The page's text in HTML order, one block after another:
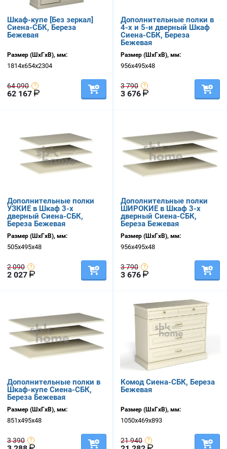
Шкаф-купе [Без зеркал]
Сиена-СБК, Береза
Бежевая
Размер (ШхГхВ), мм:
1814х654х2304
64 090
62 167
Дополнительные полки в
4-х и 5-и дверный Шкаф
Сиена-СБК, Береза
Бежевая
Размер (ШхГхВ), мм:
956х495х48
3 790
3 676
Дополнительные полки
УЗКИЕ в Шкаф 3-х
дверный Сиена-СБК,
Береза Бежевая
Размер (ШхГхВ), мм:
505х495х48
2 090
2 027
Дополнительные полки
ШИРОКИЕ в Шкаф 3-х
дверный Сиена-СБК,
Береза Бежевая
Размер (ШхГхВ), мм:
956х495х48
3 790
3 676
Дополнительные полки в
Шкаф-купе Сиена-СБК,
Береза Бежевая
Размер (ШхГхВ), мм:
851х495х48
3 390
Комод Сиена-СБК, Береза
Бежевая
Размер (ШхГхВ), мм:
1050х469х893
21 940